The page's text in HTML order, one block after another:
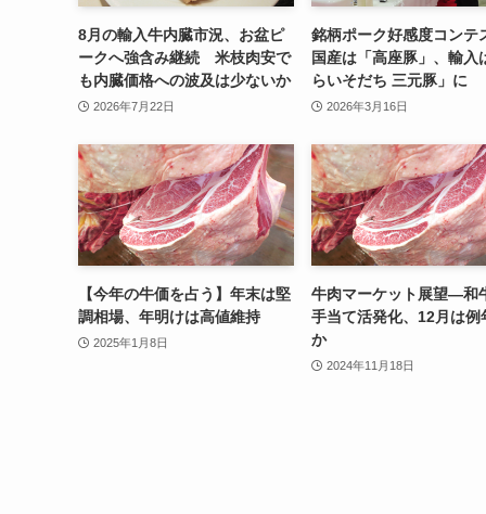
8月の輸入牛内臓市況、お盆ピ
ークへ強含み継続 米枝肉安で
も内臓価格への波及は少ないか
2026年7月22日
銘柄ポーク好感度コン
国産は「高座豚」、輸入
らいそだち 三元豚」に
2026年3月16日
【今年の牛価を占う】年末は堅
調相場、年明けは高値維持
2025年1月8日
牛肉マーケット展望—和
手当て活発化、12月は例
か
2024年11月18日